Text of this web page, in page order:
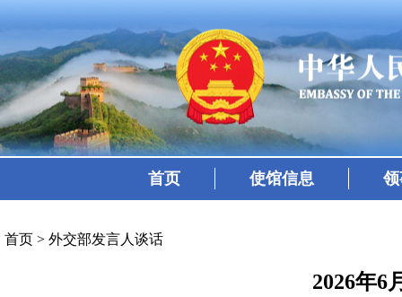
首页 使馆信息
首页 > 外交部发言人谈话
2026年6